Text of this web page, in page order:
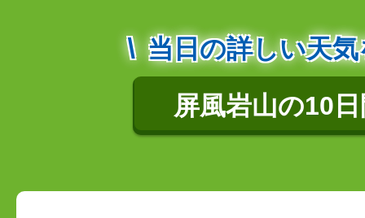
当日の詳しい天
屏風岩山の10